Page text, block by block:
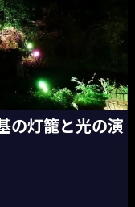
の灯籠と光の演